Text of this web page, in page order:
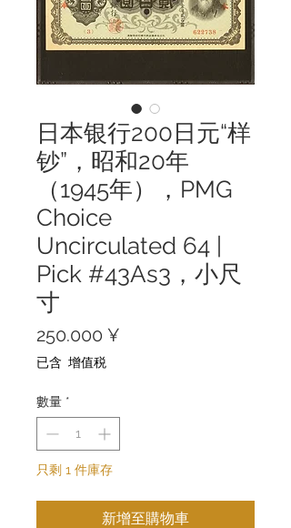
日本银行200日元“样
钞”，昭和20年
（1945年），PMG
Choice
Uncirculated 64 |
Pick #43As3，小尺
寸
250.000 ¥
已含 增值税
數量 *
只剩 1 件庫存
新增至購物車